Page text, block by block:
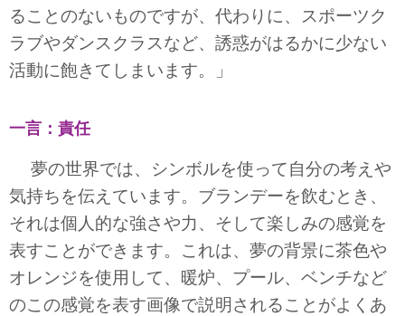
ることのないものですが、代わりに、スポーツク
ラブやダンスクラスなど、誘惑がはるかに少ない
活動に飽きてしまいます。」
一言：責任
夢の世界では、シンボルを使って自分の考えや
気持ちを伝えています。ブランデーを飲むとき、
それは個人的な強さや力、そして楽しみの感覚を
表すことができます。これは、夢の背景に茶色や
オレンジを使用して、暖炉、プール、ベンチなど
のこの感覚を表す画像で説明されることがよくあ